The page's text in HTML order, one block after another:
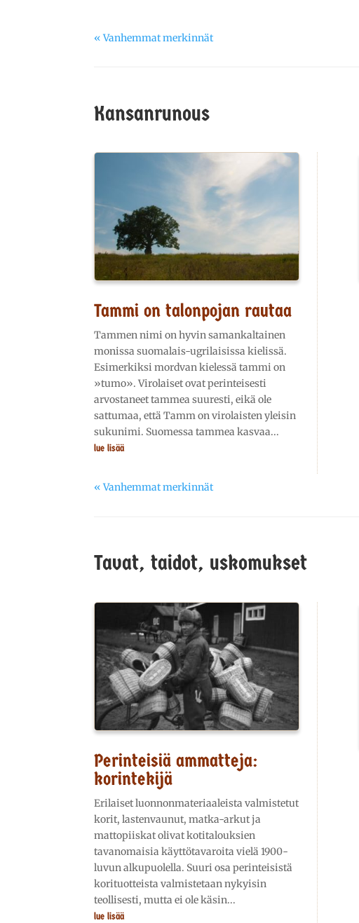
« Vanhemmat merkinnät
Kansanrunous
Tammi on talonpojan rautaa
Tammen nimi on hyvin samankaltainen
monissa suomalais-ugrilaisissa kielissä.
Esimerkiksi mordvan kielessä tammi on
»tumo». Virolaiset ovat perinteisesti
arvostaneet tammea suuresti, eikä ole
sattumaa, että Tamm on virolaisten yleisin
sukunimi. Suomessa tammea kasvaa...
lue lisää
« Vanhemmat merkinnät
Tavat, taidot, uskomukset
Perinteisiä ammatteja:
korintekijä
Erilaiset luonnonmateriaaleista valmistetut
korit, lastenvaunut, matka-arkut ja
mattopiiskat olivat kotitalouksien
tavanomaisia käyttötavaroita vielä 1900-
luvun alkupuolella. Suuri osa perinteisistä
korituotteista valmistetaan nykyisin
teollisesti, mutta ei ole käsin...
lue lisää